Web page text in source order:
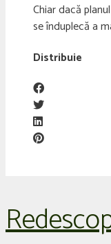
Chiar dacă
se înduplecă a
Distribuie